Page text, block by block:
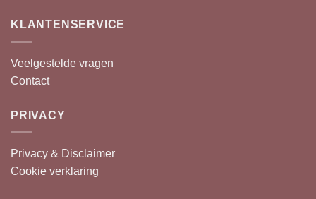
KLANTENSERVICE
Veelgestelde vragen
Contact
PRIVACY
Privacy & Disclaimer
Cookie verklaring